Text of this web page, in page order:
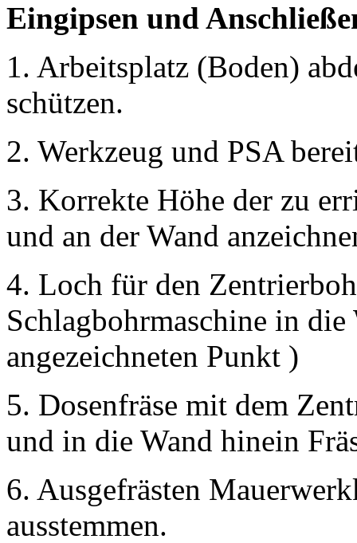
Eingipsen und
1. Arbeitsplatz (Boden)
schützen.
2. Werkzeug und PSA
3. Korrekte Höhe der zu
und an der Wand
4. Loch für den
Schlagbohrmaschine in
angezeichneten Punkt )
5. Dosenfräse mit dem
und in die Wand hinein
6. Ausgefrästen
ausstemmen.